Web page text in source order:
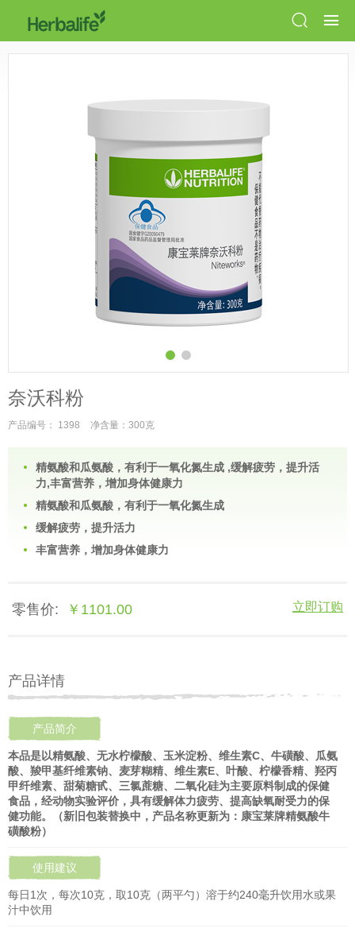
奈沃科粉
产品编号： 1398 净含量：300克
精氨酸和瓜氨酸，有利于一氧化氮生成 ,缓解疲劳，提升活
力,丰富营养，增加身体健康力
精氨酸和瓜氨酸，有利于一氧化氮生成
缓解疲劳，提升活力
丰富营养，增加身体健康力
零售价: ￥1101.00 立即订购
产品详情
产品简介
本品是以精氨酸、无水柠檬酸、玉米淀粉、维生素C、牛磺酸、瓜氨
酸、羧甲基纤维素钠、麦芽糊精、维生素E、叶酸、柠檬香精、羟丙
甲纤维素、甜菊糖甙、三氯蔗糖、二氧化硅为主要原料制成的保健
食品，经动物实验评价，具有缓解体力疲劳、提高缺氧耐受力的保
健功能。（新旧包装替换中，产品名称更新为：康宝莱牌精氨酸牛
磺酸粉）
使用建议
每日1次，每次10克，取10克（两平勺）溶于约240毫升饮用水或果
汁中饮用